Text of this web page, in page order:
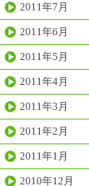
2011年7月
2011年6月
2011年5月
2011年4月
2011年3月
2011年2月
2011年1月
2010年12月